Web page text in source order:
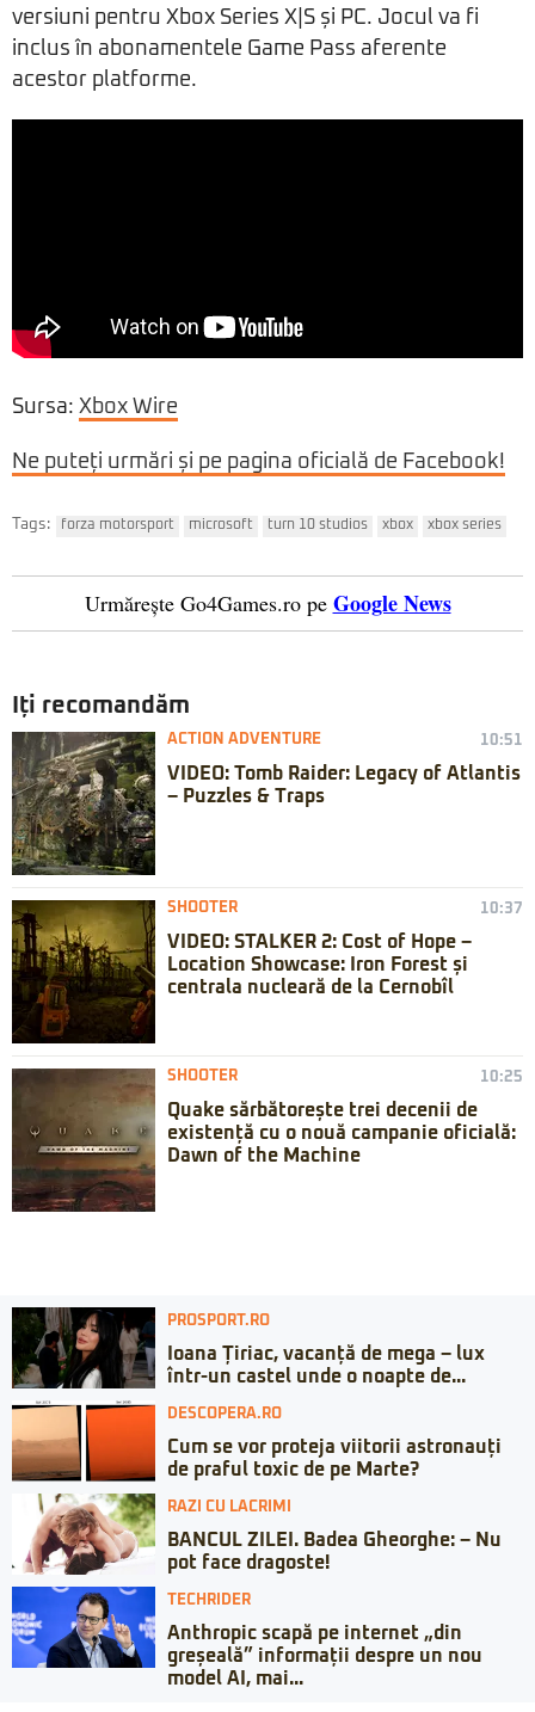
versiuni pentru Xbox Series X|S și PC. Jocul va fi
inclus în abonamentele Game Pass aferente
acestor platforme.
Sursa: Xbox Wire
Ne puteți urmări și pe pagina oficială de Facebook!
Tags: forza motorsport microsoft turn 10 studios xbox xbox series
Urmărește Go4Games.ro pe Google News
Iți recomandăm
ACTION ADVENTURE 10:51
VIDEO: Tomb Raider: Legacy of Atlantis
– Puzzles & Traps
SHOOTER 10:37
VIDEO: STALKER 2: Cost of Hope –
Location Showcase: Iron Forest și
centrala nucleară de la Cernobîl
SHOOTER 10:25
Quake sărbătorește trei decenii de
existență cu o nouă campanie oficială:
Dawn of the Machine
PROSPORT.RO
Ioana Țiriac, vacanță de mega – lux
într-un castel unde o noapte de...
DESCOPERA.RO
Cum se vor proteja viitorii astronauți
de praful toxic de pe Marte?
RAZI CU LACRIMI
BANCUL ZILEI. Badea Gheorghe: – Nu
pot face dragoste!
TECHRIDER
Anthropic scapă pe internet „din
greșeală” informații despre un nou
model AI, mai...